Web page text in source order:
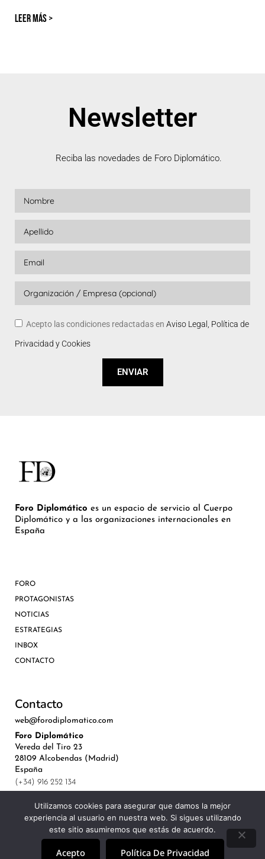
LEER MÁS >
Newsletter
Reciba las novedades de Foro Diplomático.
Acepto las condiciones redactadas en Aviso Legal, Política de
Privacidad y Cookies
ENVIAR
Foro Diplomático es un espacio de servicio al Cuerpo
Diplomático y a las organizaciones internacionales en
España
FORO
PROTAGONISTAS
NOTICIAS
ESTRATEGIAS
INBOX
CONTACTO
Contacto
web@forodiplomatico.com
Foro Diplomático
Vereda del Tiro 23
28109 Alcobendas (Madrid)
España
(+34) 916 252 134
Utilizamos cookies para asegurar que damos la mejor
experiencia al usuario en nuestra web. Si sigues utilizando
este sitio asumiremos que estás de acuerdo.
Acepto Política De Privacidad